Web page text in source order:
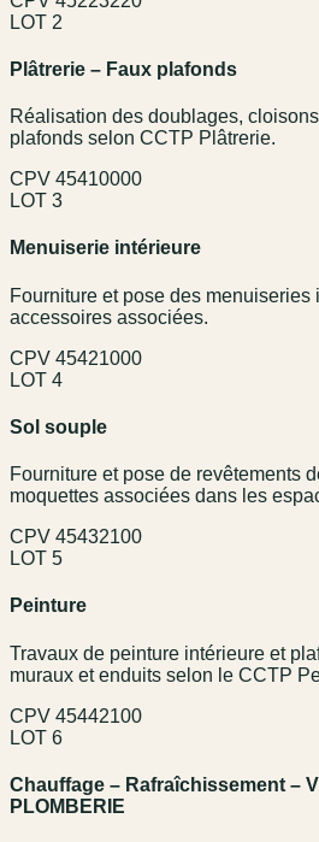
LOT 2
Plâtrerie – Faux plafonds
Réalisation des doublages,
plafonds selon CCTP Plâtrerie.
CPV 45410000
LOT 3
Menuiserie intérieure
Fourniture et pose des menuiseries
accessoires associées.
CPV 45421000
LOT 4
Sol souple
Fourniture et pose de revêtements
moquettes associées dans les
CPV 45432100
LOT 5
Peinture
Travaux de peinture intérieure et
muraux et enduits selon le CCTP
CPV 45442100
LOT 6
Chauffage – Rafraîchissement –
PLOMBERIE